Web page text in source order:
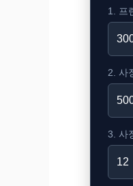
1. 프
2. 사
3. 사